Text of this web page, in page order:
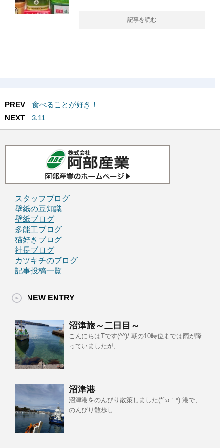
記事を読む
PREV
食べることが好き！
NEXT
3.11
スタッフブログ
壁紙の豆知識
壁紙ブログ
多能工ブログ
猫好きブログ
社長ブログ
カツキチのブログ
記事投稿一覧
NEW ENTRY
沼津旅～二日目～
こんにちはTです(^^)/ 朝の10時位までは雨が降
っていましたが、
沼津港
沼津港をのんびり散策しました(*´ω｀*) 港で、
のんびり散歩し